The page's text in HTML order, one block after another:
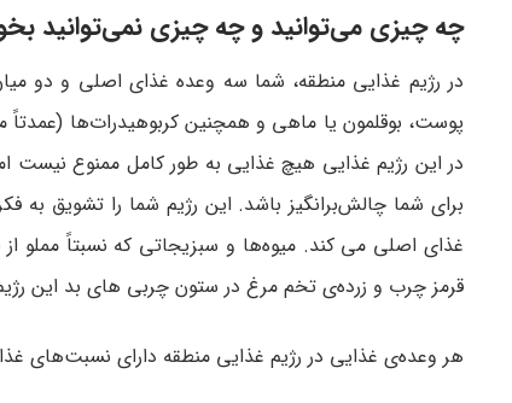
چه چیزی می‌توانید و چه چیزی نمی‌توانید
در رژیم غذایی منطقه، شما سه وعده غذای اصلی و دو
پوست، بوقلمون یا ماهی و همچنین کربوهیدرات‌ها
در این رژیم غذایی هیچ غذایی به طور کامل ممنوع نیست
برای شما چالش‌برانگیز باشد. این رژیم شما را تشویق به
غذای اصلی می‌ کند. میوه‌ها و سبزیجاتی که نسبتاً مملو از
قرمز چرب و زرده‌ی تخم‌ مرغ در ستون چربی‌ های بد این رژیم
هر وعده‌ی غذایی در رژیم غذایی منطقه دارای نسبت‌های غذایی مشخصی است: 30%